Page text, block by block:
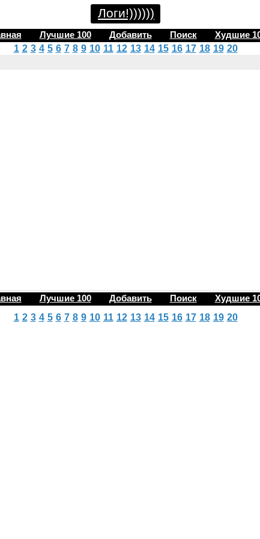
Логи!))))))
Лучшие 100 Добавить Поиск Худшие
1 2 3 4 5 6 7 8 9 10 11 12 13 14 15 16 17 18 19 20
Лучшие 100 Добавить Поиск Худшие
1 2 3 4 5 6 7 8 9 10 11 12 13 14 15 16 17 18 19 20